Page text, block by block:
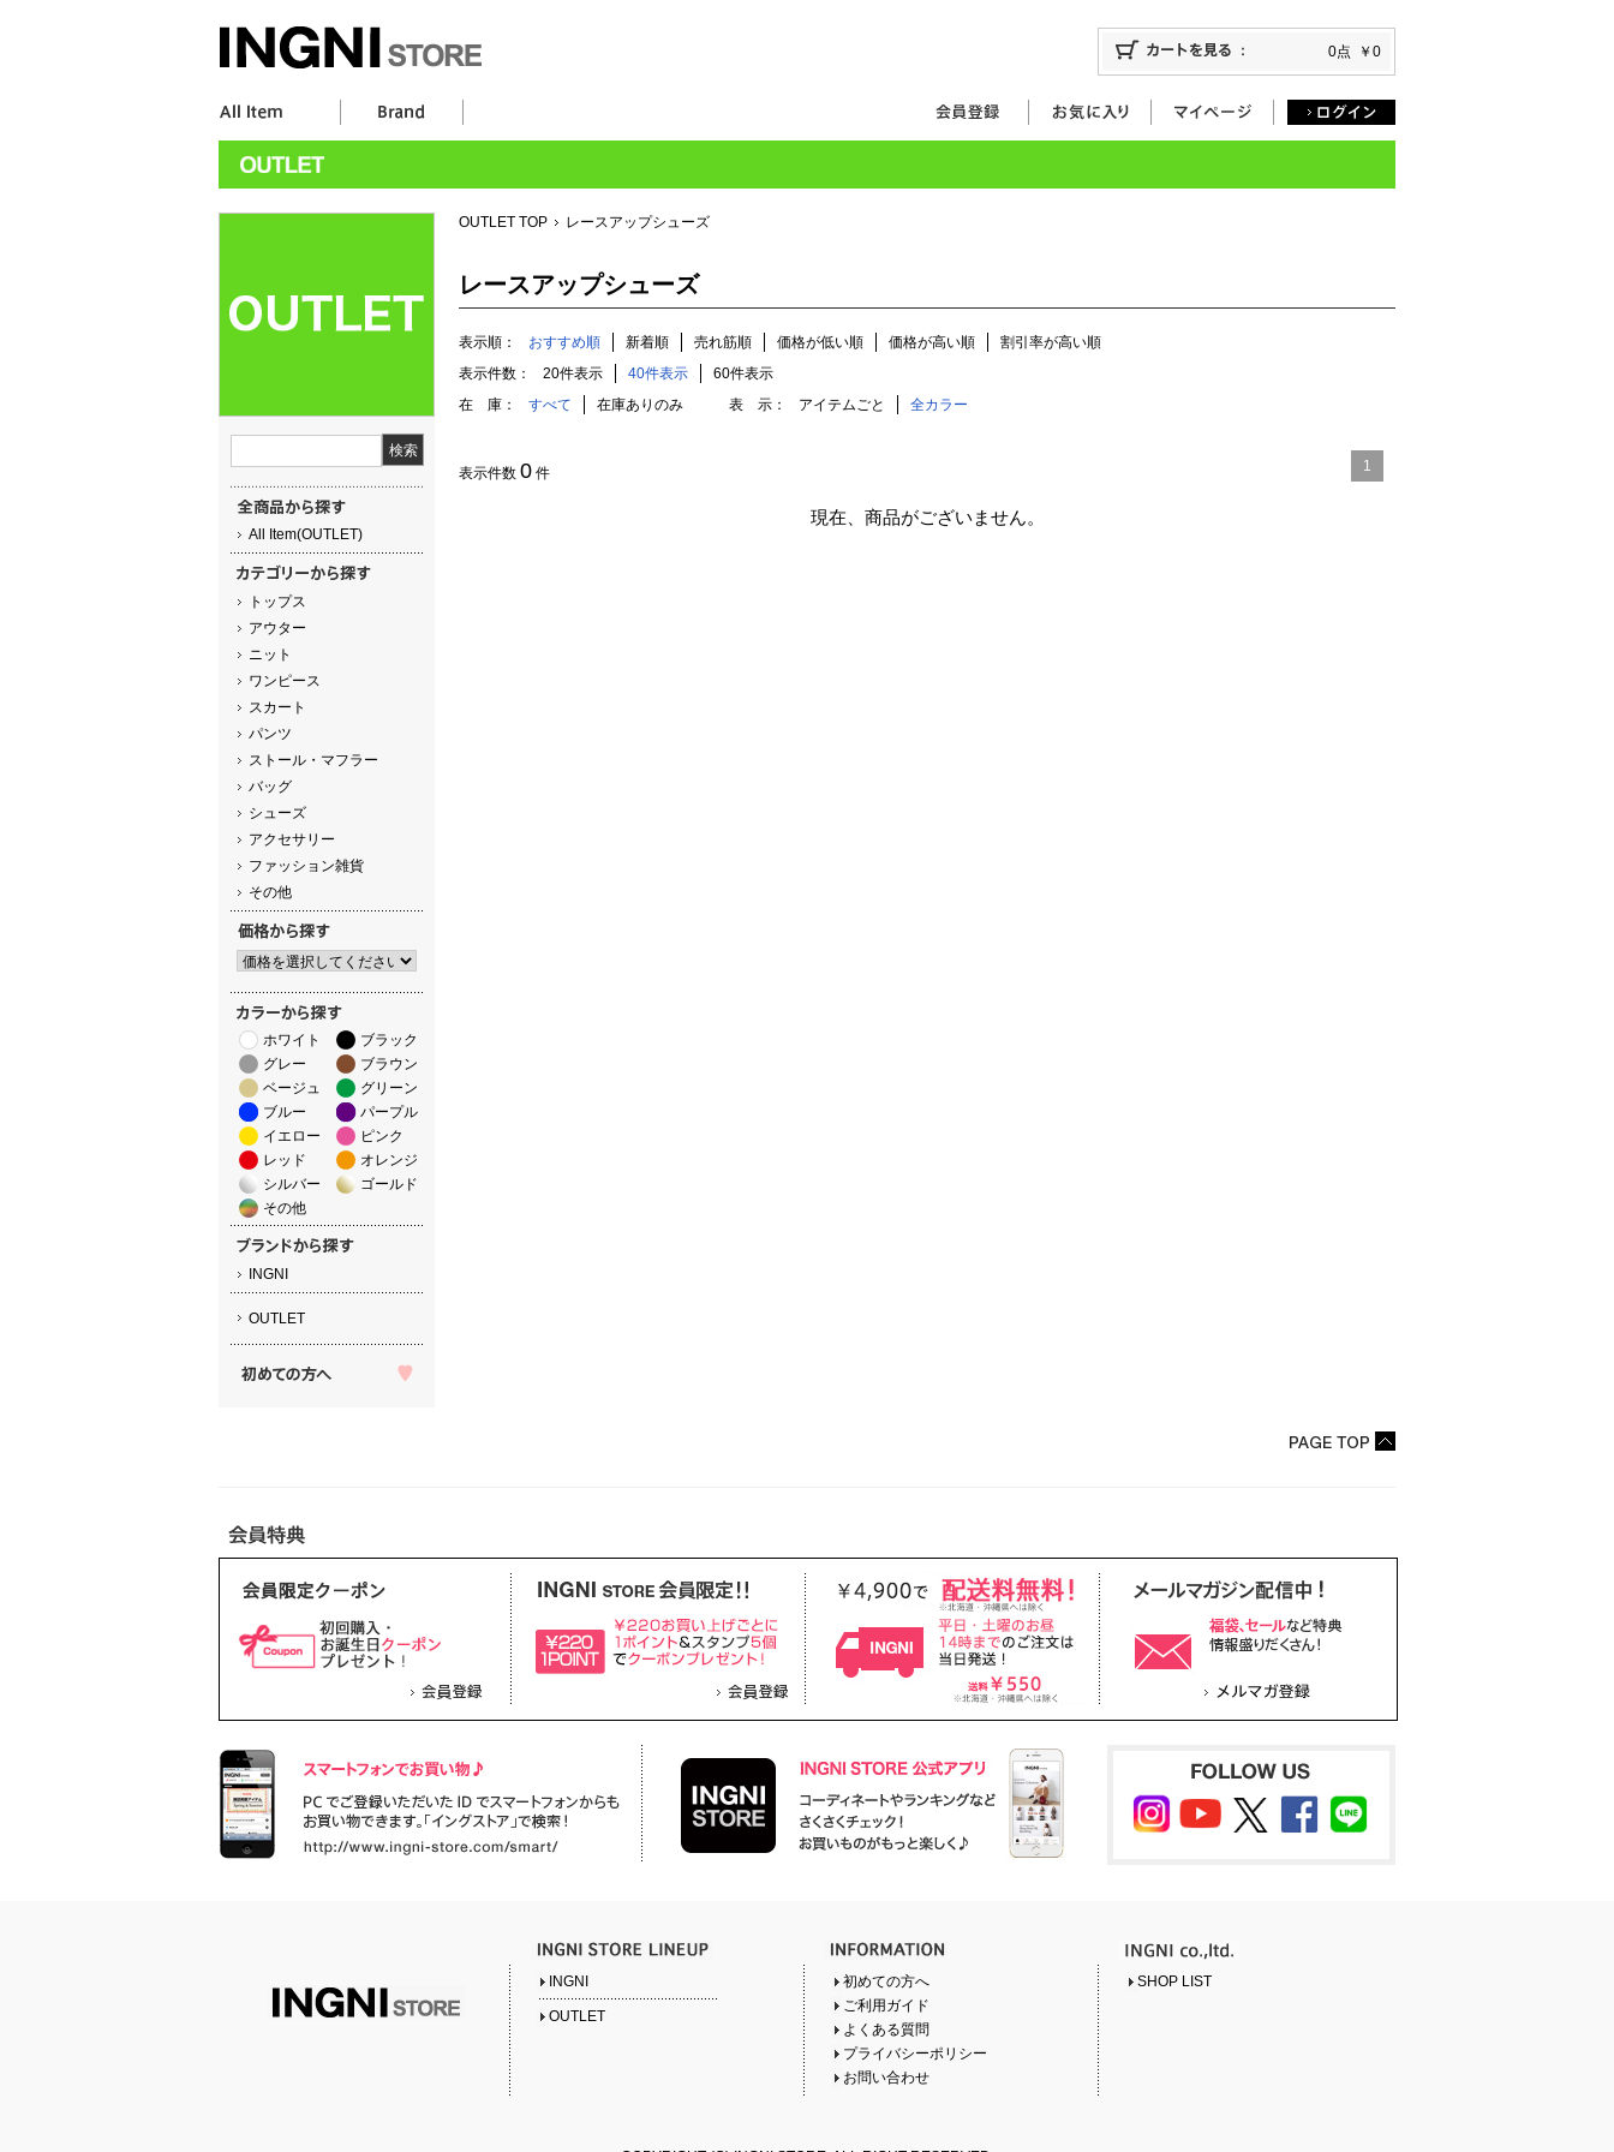
0点 ￥0
All Item(OUTLET)
トップス
アウター
ニット
ワンピース
スカート
パンツ
ストール・マフラー
バッグ
シューズ
アクセサリー
ファッション雑貨
その他
ホワイト
ブラック
グレー
ブラウン
ベージュ
グリーン
ブルー
パープル
イエロー
ピンク
レッド
オレンジ
シルバー
ゴールド
その他
INGNI
OUTLET
OUTLET TOP レースアップシューズ
レースアップシューズ
表示順： おすすめ順 新着順 売れ筋順 価格が低い順 価格が高い順
割引率が高い順
表示件数：
20件表示 40件表示
60件表示
在 庫：
すべて 在庫ありのみ 表 示： アイテムごと 全カラー
表示件数 0 件 1
現在、商品がございません。
INGNI
OUTLET
初めての方へ
ご利用ガイド
よくある質問
プライバシーポリシー
お問い合わせ
SHOP LIST